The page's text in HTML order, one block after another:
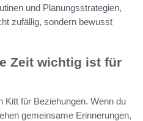
und Planungsstrategien,
zufällig, sondern bewusst
Zeit wichtig ist für
Kitt für Beziehungen. Wenn du
gemeinsame Erinnerungen,